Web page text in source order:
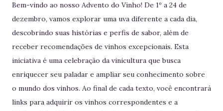
Bem-vindo ao nosso Advento do Vinho! De 1º a 24 de
dezembro, vamos explorar uma uva diferente a cada dia,
descobrindo suas histórias e perfis de sabor, além de
receber recomendações de vinhos excepcionais. Esta
iniciativa é uma celebração da vinicultura que busca
enriquecer seu paladar e ampliar seu conhecimento sobre
o mundo dos vinhos. Ao final de cada texto, você encontrará
links para adquirir os vinhos correspondentes e a